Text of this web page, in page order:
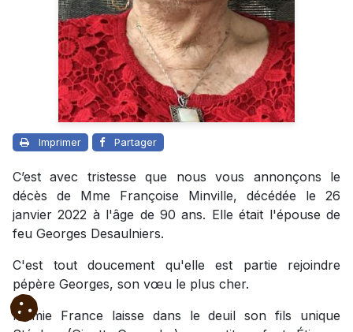
Imprimer Partager
C’est avec tristesse que nous vous annonçons le
décès de Mme Françoise Minville, décédée le 26
janvier 2022 à l'âge de 90 ans. Elle était l'épouse de
feu Georges Desaulniers.
C'est tout doucement qu'elle est partie rejoindre
pépère Georges, son vœu le plus cher.
Mamie France laisse dans le deuil son fils unique